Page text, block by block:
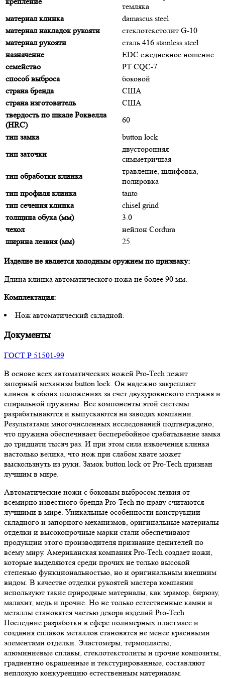
темляка
материал клинка
damascus steel
материал накладок рукояти
стеклотекстолит G-10
материал рукояти
сталь 416 stainless steel
назначение
EDC ежедневное ношение
семейство
PT CQC-7
способ выброса
боковой
страна бренда
США
страна изготовитель
США
твердость по шкале Роквелла
(HRC)
60
тип замка
button lock
тип заточки
двусторонняя
симметричная
тип обработки клинка
травление, шлифовка,
полировка
тип профиля клинка
tanto
тип сечения клинка
chisel grind
толщина обуха (мм)
3.0
чехол
нейлон Cordura
ширина лезвия (мм)
25
Изделие не является холодным оружием по признаку:
Длина клинка автоматического ножа не более 90 мм.
Комплектация:
Нож автоматический складной.
Документы
ГОСТ Р 51501-99
В основе всех автоматических ножей Pro-Tech лежит
запорный механизм button lock. Он надежно закрепляет
клинок в обоих положениях за счет двухуровневого стержня и
спиральной пружины. Все компоненты этой системы
разрабатываются и выпускаются на заводах компании.
Результатами многочисленных исследований подтверждено,
что пружина обеспечивает бесперебойное срабатывание замка
до тридцати тысяч раз. И при этом сила извлечения клинка
настолько велика, что нож при слабом хвате может
выскользнуть из руки. Замок button lock от Pro-Tech признан
лучшим в мире.
Автоматические ножи с боковым выбросом лезвия от
всемирно известного бренда Pro-Tech по праву считаются
лучшими в мире. Уникальные особенности конструкции
складного и запорного механизмов, оригинальные материалы
отделки и высокопрочные марки стали обеспечивают
продукции этого производителя признание ценителей по
всему миру. Американская компания Pro-Tech создает ножи,
которые выделяются среди прочих не только высокой
степенью функциональностью, но и оригинальным внешним
видом. В качестве отделки рукоятей мастера компании
используют такие природные материалы, как мрамор, бирюзу,
малахит, медь и прочие. Но не только естественные камни и
металлы становятся частью декора изделий Pro-Tech.
Последние разработки в сфере полимерных пластмасс и
создания сплавов металлов становятся не менее красивыми
элементами отделки. Эластомеры, термопласты,
алюминиевые сплавы, стеклотекстолиты и прочие композиты,
градиентно окрашенные и текстурированные, составляют
неплохую конкуренцию естественным материалам.